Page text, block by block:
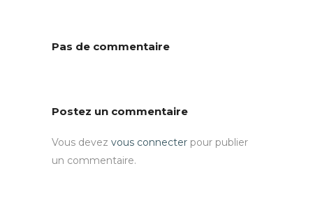
Pas de commentaire
Postez un commentaire
Vous devez vous connecter pour publier
un commentaire.